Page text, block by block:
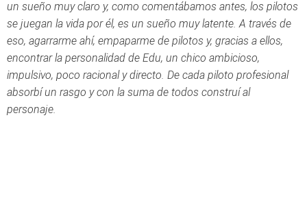
un sueño muy claro y, como comentábamos antes, los pilotos
se juegan la vida por él, es un sueño muy latente. A través de
eso, agarrarme ahí, empaparme de pilotos y, gracias a ellos,
encontrar la personalidad de Edu, un chico ambicioso,
impulsivo, poco racional y directo. De cada piloto profesional
absorbí un rasgo y con la suma de todos construí al
personaje.